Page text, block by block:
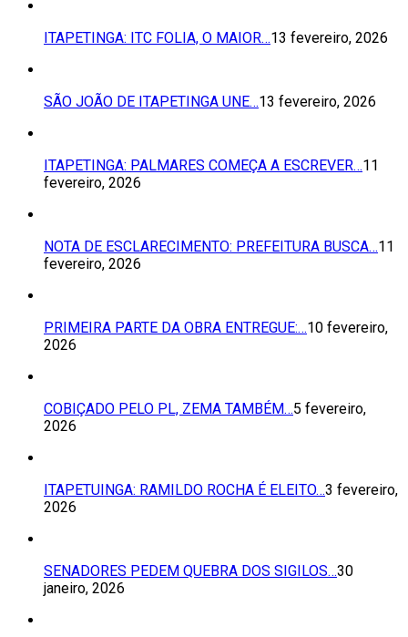
ITAPETINGA: ITC FOLIA, O MAIOR…13 fevereiro, 2026
SÃO JOÃO DE ITAPETINGA UNE…13 fevereiro, 2026
ITAPETINGA: PALMARES COMEÇA A ESCREVER…11
fevereiro, 2026
NOTA DE ESCLARECIMENTO: PREFEITURA BUSCA…11
fevereiro, 2026
PRIMEIRA PARTE DA OBRA ENTREGUE:…10 fevereiro,
2026
COBIÇADO PELO PL, ZEMA TAMBÉM…5 fevereiro,
2026
ITAPETUINGA: RAMILDO ROCHA É ELEITO…3 fevereiro,
2026
SENADORES PEDEM QUEBRA DOS SIGILOS…30
janeiro, 2026